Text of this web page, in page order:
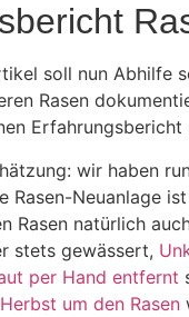
soll nun Abhilfe
Rasen
wir haben
Rasen-Neuanlage
Rasen natürlich
stets gewässert,
per Hand entfernt
Herbst um den Rasen